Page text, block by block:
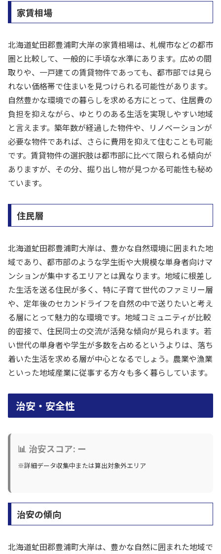
家賃相場
北海道虻田郡豊浦町大岸の家賃相場は、札幌市などの都市
圏と比較して、一般的に手頃な水準にあります。広めの間
取りや、一戸建ての賃貸物件であっても、都市部では見ら
れない価格帯で住まいを見つけられる可能性があります。
自然豊かな環境での暮らしを求める方にとって、住居費の
負担を抑えながら、ゆとりのある生活を実現しやすい地域
と言えます。築年数が経過した物件や、リノベーションが
必要な物件であれば、さらに費用を抑えて住むことも可能
です。賃貸物件の選択肢は都市部に比べて限られる傾向が
ありますが、その分、掘り出し物が見つかる可能性も秘め
ています。
住民層
北海道虻田郡豊浦町大岸は、豊かな自然環境に囲まれた地
域であり、都市部のような学生街や大規模な単身者向けマ
ンションが集中するエリアとは異なります。地域に根差し
た生活を送る住民が多く、特に子育て世代のファミリー層
や、定年後のセカンドライフを自然の中で送りたいと考え
る層にとって魅力的な環境です。地域コミュニティが比較
的密接で、住民同士の交流が活発な傾向が見られます。若
い世代の単身者や学生が多数を占めるというよりは、落ち
着いた生活を求める層が中心となるでしょう。農業や漁業
といった地域産業に従事する方々も多く暮らしています。
治安・安全性
📊 治安スコア: ー
※詳細データ収集中または算出対象外エリア
治安の傾向
北海道虻田郡豊浦町大岸は、豊かな自然に囲まれた地域で